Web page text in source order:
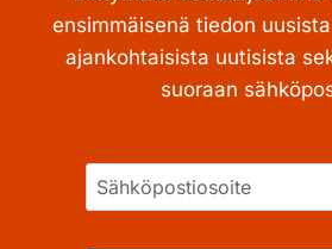
ensimmäisenä tiedon
ajankohtaisista uutisista
suoraan